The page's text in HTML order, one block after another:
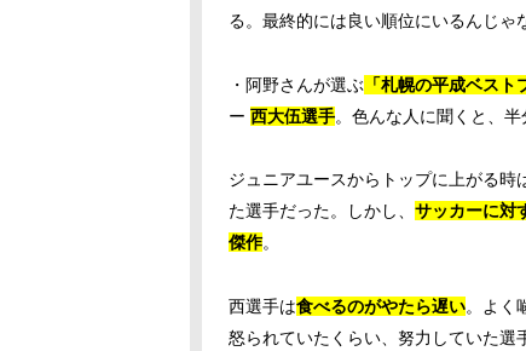
る。最終的には良い順位にいるんじゃ
・阿野さんが選ぶ 「札幌の平成ベスト
ー 西大伍選手。色んな人に聞くと、半
ジュニアユースからトップに上がる時
た選手だった。しかし、 サッカーに対
傑作。
西選手は食べるのがやたら遅い。よく
怒られていたくらい、努力していた選